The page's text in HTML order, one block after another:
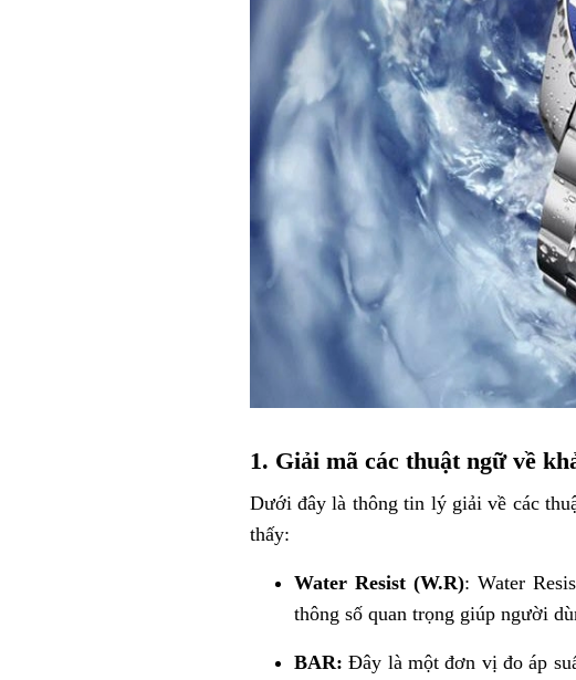
1. Giải mã các thuật ngữ về
Dưới đây là thông tin lý giải về các
thấy:
Water Resist (W.R): Water
thông số quan trọng giúp người
BAR:Đây là một đơn vị đo áp